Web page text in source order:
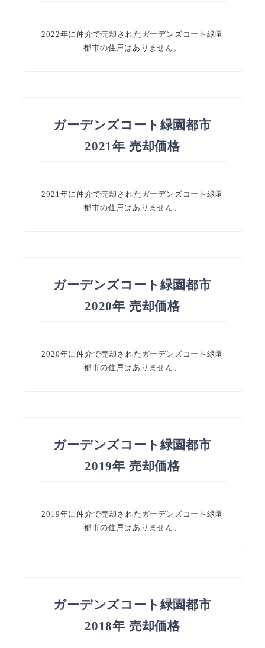
2022年に仲介で売却されたガーデンズコート緑園
都市の住戸はありません。
ガーデンズコート緑園都市
2021年 売却価格
2021年に仲介で売却されたガーデンズコート緑園
都市の住戸はありません。
ガーデンズコート緑園都市
2020年 売却価格
2020年に仲介で売却されたガーデンズコート緑園
都市の住戸はありません。
ガーデンズコート緑園都市
2019年 売却価格
2019年に仲介で売却されたガーデンズコート緑園
都市の住戸はありません。
ガーデンズコート緑園都市
2018年 売却価格